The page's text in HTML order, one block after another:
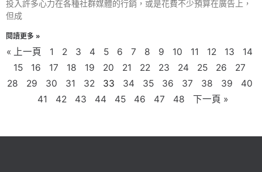
投入許多心力在各種社群媒體的行銷，或是花費不少預算在廣告上，
但成
閱讀更多 »
« 上一頁 1 2 3 4 5 6 7 8 9 10 11 12 13 14
15 16 17 18 19 20 21 22 23 24 25 26 27
28 29 30 31 32 33 34 35 36 37 38 39 40
41 42 43 44 45 46 47 48 下一頁 »